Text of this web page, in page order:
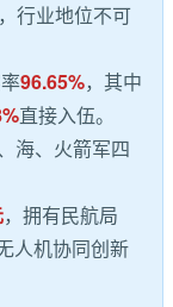
行业地位不可
96.65%，其中
直接入伍。
海、火箭军四
，拥有民航局
人机协同创新